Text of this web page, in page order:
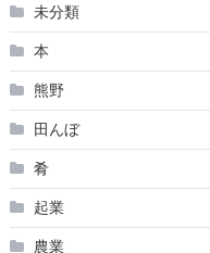
未分類
本
熊野
田んぼ
肴
起業
農業